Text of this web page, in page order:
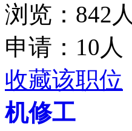
浏览：842人
申请：10人
收藏该职位
机修工